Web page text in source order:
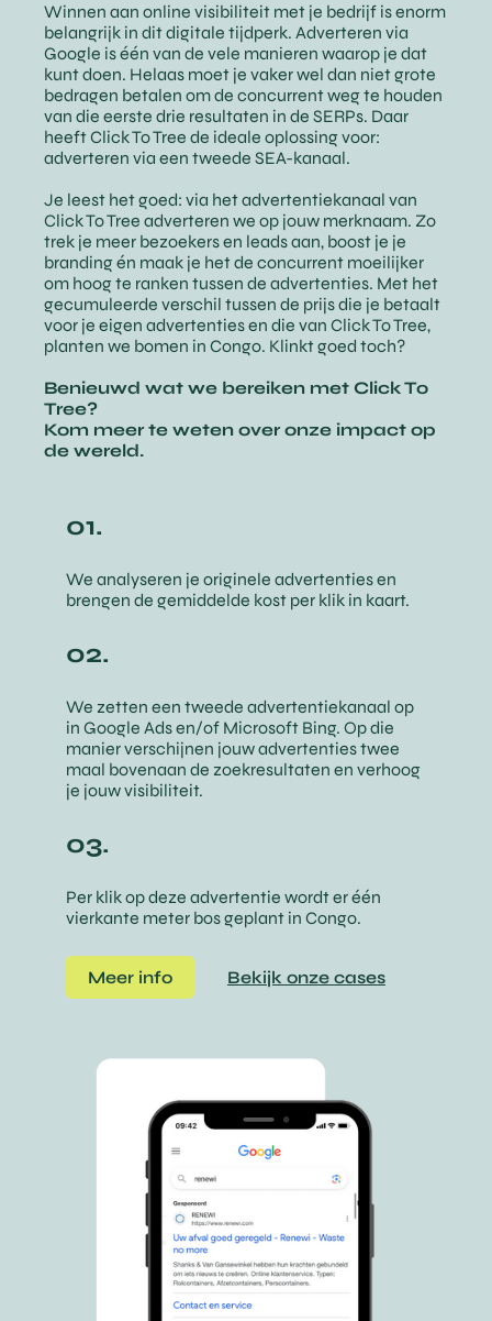
Winnen aan online visibiliteit met je bedrijf is enorm
belangrijk in dit digitale tijdperk. Adverteren via
Google is één van de vele manieren waarop je dat
kunt doen. Helaas moet je vaker wel dan niet grote
bedragen betalen om de concurrent weg te houden
van die eerste drie resultaten in de SERPs. Daar
heeft Click To Tree de ideale oplossing voor:
adverteren via een tweede SEA-kanaal.
Je leest het goed: via het advertentiekanaal van
Click To Tree adverteren we op jouw merknaam. Zo
trek je meer bezoekers en leads aan, boost je je
branding én maak je het de concurrent moeilijker
om hoog te ranken tussen de advertenties. Met het
gecumuleerde verschil tussen de prijs die je betaalt
voor je eigen advertenties en die van Click To Tree,
planten we bomen in Congo. Klinkt goed toch?
Benieuwd wat we bereiken met Click To
Tree?
Kom meer te weten over onze impact op
de wereld.
01.
We analyseren je originele advertenties en
brengen de gemiddelde kost per klik in kaart.
02.
We zetten een tweede advertentiekanaal op
in Google Ads en/of Microsoft Bing. Op die
manier verschijnen jouw advertenties twee
maal bovenaan de zoekresultaten en verhoog
je jouw visibiliteit.
03.
Per klik op deze advertentie wordt er één
vierkante meter bos geplant in Congo.
Meer info Bekijk onze cases